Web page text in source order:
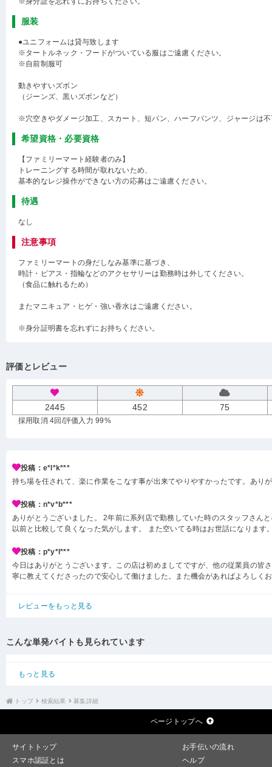
服装
●ユニフォームは貸与致します
※タートルネック・フードがついている服はご遠慮ください。
※自前制服可
動きやすいズボン
（ジーンズ、黒いズボンなど）
※穴空きやダメージ加工、スカート、短パン、ハーフパンツ、ジャージは
希望資格・必要資格
【ファミリーマート経験者のみ】
トレーニングする時間が取れないため、
基本的なレジ操作ができない方の応募はご遠慮ください。
待遇
なし
注意事項
ファミリーマートの身だしなみ基準に基づき、
時計・ピアス・指輪などのアクセサリーは勤務時は外してください。
（食品に触れるため）
またマニキュア・ヒゲ・強い香水はご遠慮ください。
※身分証明書を忘れずにお持ちください。
評価とレビュー
2445 452 75
採用取消 4回 /評価入力 99%
投稿：e*l*k***
持ち場を任されて、楽に作業をこなす事が出来てやりやすかったです。あり
投稿：n*v*b***
ありがとうございました。 2年前に系列店で勤務していた時のスタッフさん
以前と比較して良くなった気がします。 また空いてる時はお世話になります
投稿：p*y*l***
今日はありがとうございます。この店は初めましてですが、他の従業員の皆
寧に教えてくださったので安心して働けました。また機会があればよろしく
レビューをもっと見る
こんな単発バイトも見られています
もっと見る
トップ 検索結果 募集詳細
ページトップへ
サイトトップ
お手伝いの流れ
スマホ認証とは
ヘルプ